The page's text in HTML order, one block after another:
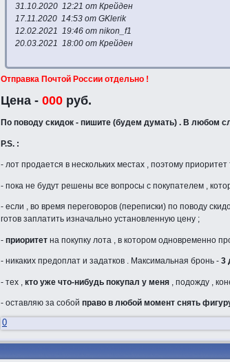
31.10.2020 12:21 от Крейден
17.11.2020 14:53 от GKlerik
12.02.2021 19:46 от nikon_f1
20.03.2021 18:00 от Крейден
Отправка Почтой России отдельно !
Цена - 000руб.
По поводу скидок - пишите (будем думать) . В любом
P.S. :
- лот продается в нескольких местах , поэтому приоритет
- пока не будут решены все вопросы с покупателем ,
- если , во время переговоров (переписки) по поводу
готов заплатить изначально установленную цену ;
- приоритетна покупку лота , в котором одновременно
- никаких предоплат и задатков . Максимальная бронь - 3
- тех , кто уже что-нибудь покупал у меня, подожду ,
- оставляю за собой право в любой момент снять
0